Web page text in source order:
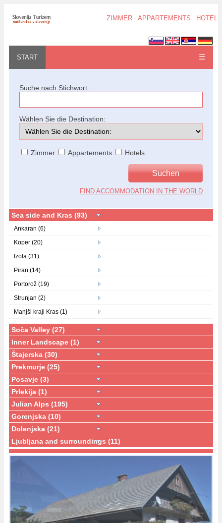
ZIMMER APPARTEMENTS HOTELS
START ☰
Suche nach Stichwort:
Wählen Sie die Destination:
Zimmer Appartements Hotels
FIND ACCOMMODATION IN THE WORLD
Sea side and Kras (93)
Ankaran (6)
Koper (20)
Izola (31)
Piran (14)
Portorož (19)
Strunjan (2)
Manjši kraji Kras (1)
Soča Valley (27)
Inner Landscape (1)
Štajerska (30)
Prekmurje (25)
Posavje (3)
Prlekija (1)
Julian Alps (195)
Gorenjska (10)
Dolenjska (21)
Ljubljana and surroundings (11)